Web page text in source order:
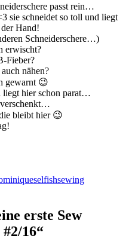
passt rein…
sie schneidet so toll und liegt
Hand!
Schneiderschere…)
erwischt?
Fieber?
nähen?
gewarnt 😉
liegt hier schon parat…
bleibt hier 😉
Kategorien
selfishsewingSchlagwörter
erste Sew
16“